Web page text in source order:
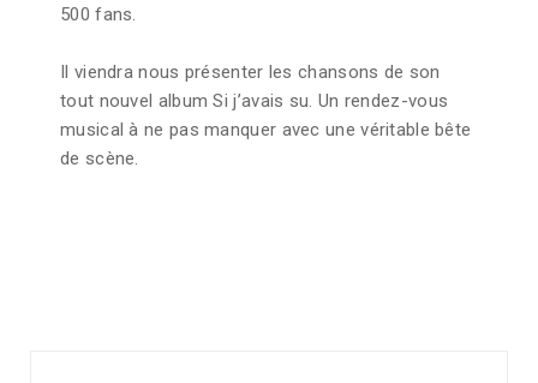
500 fans.
Il viendra nous présenter les chansons de son
tout nouvel album Si j’avais su. Un rendez-vous
musical à ne pas manquer avec une véritable bête
de scène.